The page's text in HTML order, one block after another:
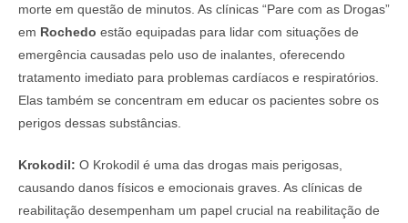
morte em questão de minutos. As clínicas “Pare com as Drogas”
em Rochedo estão equipadas para lidar com situações de
emergência causadas pelo uso de inalantes, oferecendo
tratamento imediato para problemas cardíacos e respiratórios.
Elas também se concentram em educar os pacientes sobre os
perigos dessas substâncias.
Krokodil: O Krokodil é uma das drogas mais perigosas,
causando danos físicos e emocionais graves. As clínicas de
reabilitação desempenham um papel crucial na reabilitação de